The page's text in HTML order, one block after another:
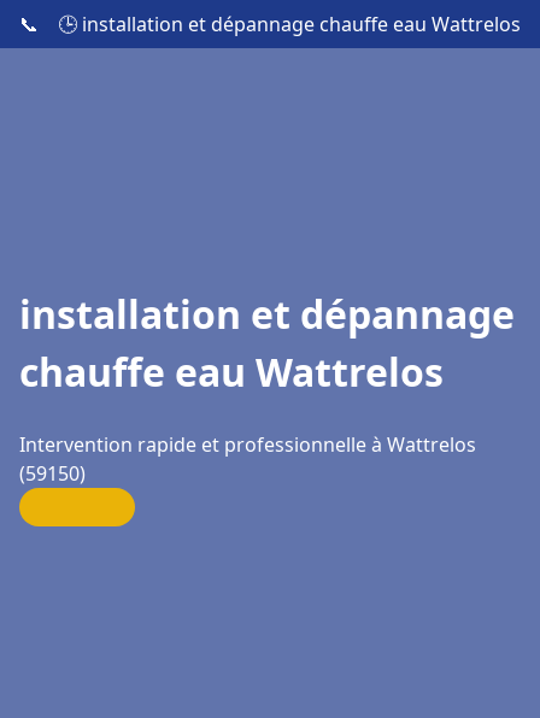
📞 🕒 installation et dépannage chauffe eau Wattrelos
installation et dépannage
chauffe eau Wattrelos
Intervention rapide et professionnelle à Wattrelos
(59150)